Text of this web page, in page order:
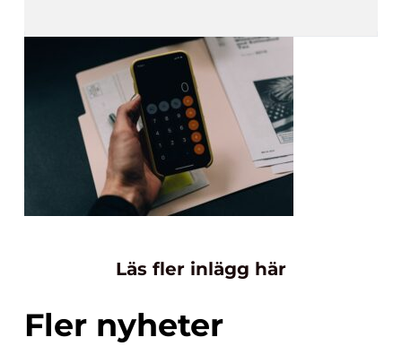
Läs fler inlägg här
Fler nyheter